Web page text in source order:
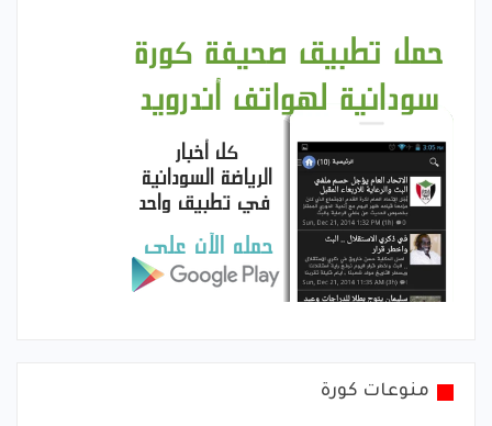
منوعات كورة